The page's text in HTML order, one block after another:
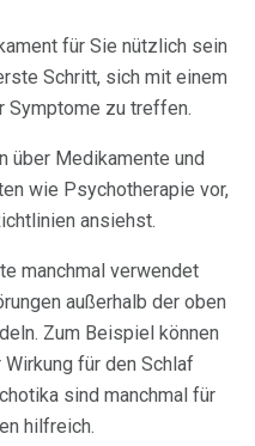
für Sie nützlich sein
Schritt, sich mit einem
Symptome zu treffen.
über Medikamente und
wie Psychotherapie vor,
ansiehst.
manchmal verwendet
außerhalb der oben
Zum Beispiel können
für den Schlaf
sind manchmal für
hilfreich.